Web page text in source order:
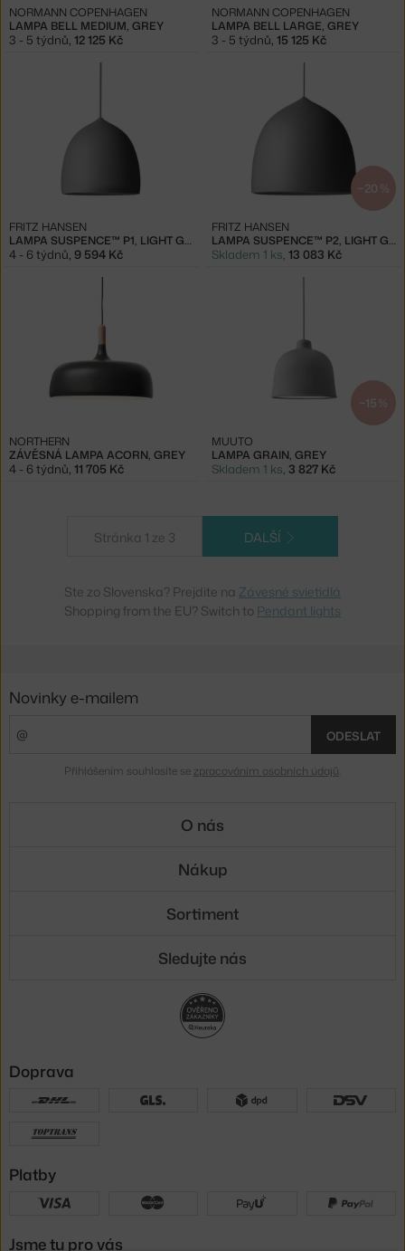
LAMPA BELL MEDIUM, GREY
NORMANN COPENHAGEN
3 - 5 týdnů, 12 125 Kč
LAMPA BELL LARGE, GREY
NORMANN COPENHAGEN
3 - 5 týdnů, 15 125 Kč
LAMPA SUSPENCE™ P1, LIGHT GREY
FRITZ HANSEN
4 - 6 týdnů, 9 594 Kč
−20 %
LAMPA SUSPENCE™ P2, LIGHT GREY
FRITZ HANSEN
Skladem 1 ks, 13 083 Kč
ZÁVĚSNÁ LAMPA ACORN, GREY
NORTHERN
4 - 6 týdnů, 11 705 Kč
−15 %
LAMPA GRAIN, GREY
MUUTO
Skladem 1 ks, 3 827 Kč
Stránka 1 ze 3 DALŠÍ
Ste zo Slovenska? Prejdite na Závesné svietidlá
Shopping from the EU? Switch to Pendant lights
Novinky e-mailem
ODESLAT
Přihlášením souhlasíte se zpracováním osobních údajů
O nás
Nákup
Sortiment
Sledujte nás
Doprava
Platby
Jsme tu pro vás